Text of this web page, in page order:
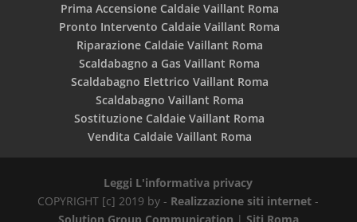
Prima Accensione Caldaie Vaillant Roma
Pronto Intervento Caldaie Vaillant Roma
Riparazione Caldaie Vaillant Roma
Scaldabagno a Gas Vaillant Roma
Scaldabagno Elettrico Vaillant Roma
Scaldabagno Vaillant Roma
Sostituzione Caldaie Vaillant Roma
Vendita Caldaie Vaillant Roma
Leggi L'informativa privacy
COPYRIGHT [c] 2019 by - Realizzazione siti internet -